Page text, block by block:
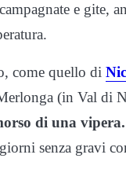
e gite,
come quello di
(in Val di
di una vipera.
senza gravi